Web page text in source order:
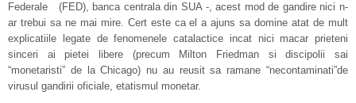
Federale (FED), banca centrala din SUA -, acest mod de gandire nici n-
ar trebui sa ne mai mire. Cert este ca el a ajuns sa domine atat de mult
explicatiile legate de fenomenele catalactice incat nici macar prieteni
sinceri ai pietei libere (precum Milton Friedman si discipolii sai
“monetaristi” de la Chicago) nu au reusit sa ramane “necontaminati”de
virusul gandirii oficiale, etatismul monetar.